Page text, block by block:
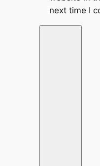
next time I